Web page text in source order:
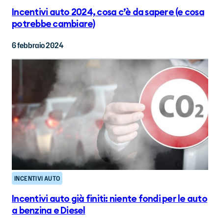
Incentivi auto 2024, cosa c’è da sapere (e cosa
potrebbe cambiare)
6 febbraio 2024
INCENTIVI AUTO
Incentivi auto già finiti: niente fondi per le auto
a benzina e Diesel